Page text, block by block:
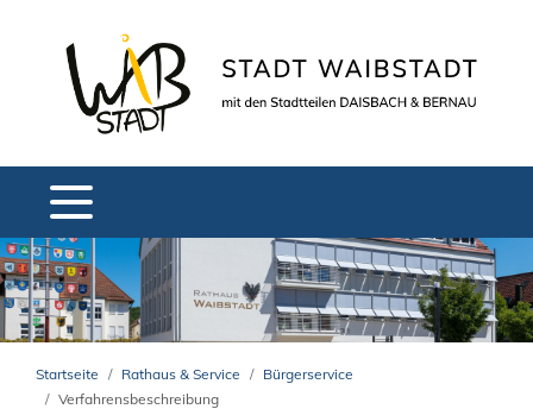
Startseite Rathaus & Service
Bürgerservice
Verfahrensbeschreibung